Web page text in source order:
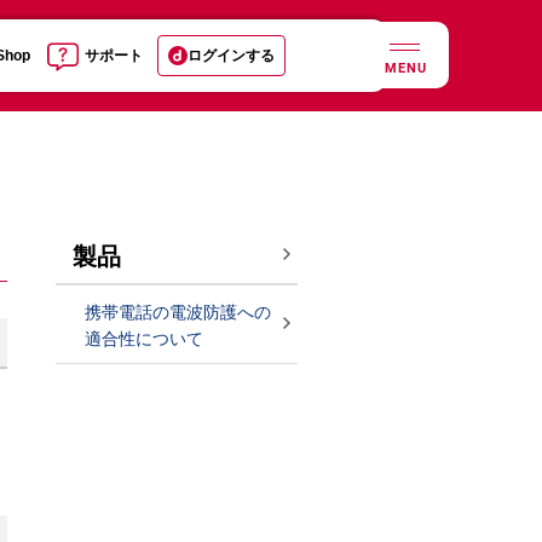
サポート ログインする
MENU
製品
携帯電話の電波防護への
適合性について